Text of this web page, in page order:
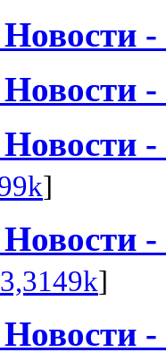
Новости
]
]
-